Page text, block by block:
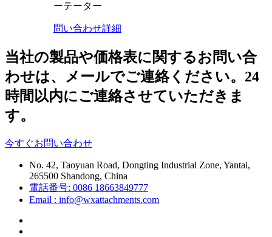
ーテーター
問い合わせ詳細
当社の製品や価格表に関するお問い合
わせは、メールでご連絡ください。24
時間以内にご連絡させていただきま
す。
今すぐお問い合わせ
No. 42, Taoyuan Road, Dongting Industrial Zone, Yantai,
265500 Shandong, China
電話番号: 0086 18663849777
Email : info@wxattachments.com